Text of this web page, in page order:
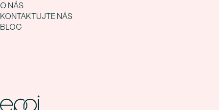
O NÁS
KONTAKTUJTE NÁS
BLOG